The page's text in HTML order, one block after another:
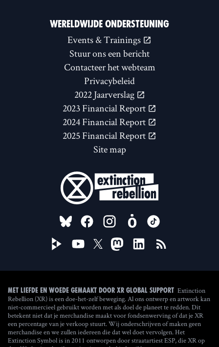
WERELDWIJDE ONDERSTEUNING
Events & Trainings
Stuur ons een bericht
Contacteer het webteam
Privacybeleid
2022 Jaarverslag
2023 Financial Report
2024 Financial Report
2025 Financial Report
Site map
FOLLOW US ON
Met liefde en woede gemaakt door XR Global Support Extinction
Rebellion (XR) is een doe-het-zelf beweging. Al ons ontwerp en artwork kan
niet-commercieel gebruikt worden met als doel de planeet te redden. Dit
betekent niet dat je merchandise maakt voor fondsenwerving of dat je XR
een percentage van je verkoop stuurt. Wij onderschrijven of maken geen
merchandise en we zullen iedereen die dat wel doet vervolgen. Het
Extinction Symbol is in 2011 ontworpen door straatartiest ESP, die XR op